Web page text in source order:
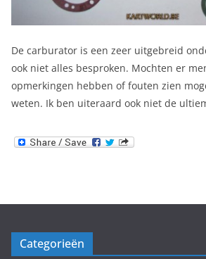
De carburator is een zeer uitgebreid
ook niet alles besproken. Mochten er
opmerkingen hebben of fouten zien
weten. Ik ben uiteraard ook niet de
Categorieën